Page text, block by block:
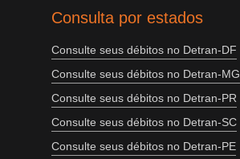
Consulta por estados
Consulte seus débitos no Detran-DF
Consulte seus débitos no Detran-MG
Consulte seus débitos no Detran-PR
Consulte seus débitos no Detran-SC
Consulte seus débitos no Detran-PE